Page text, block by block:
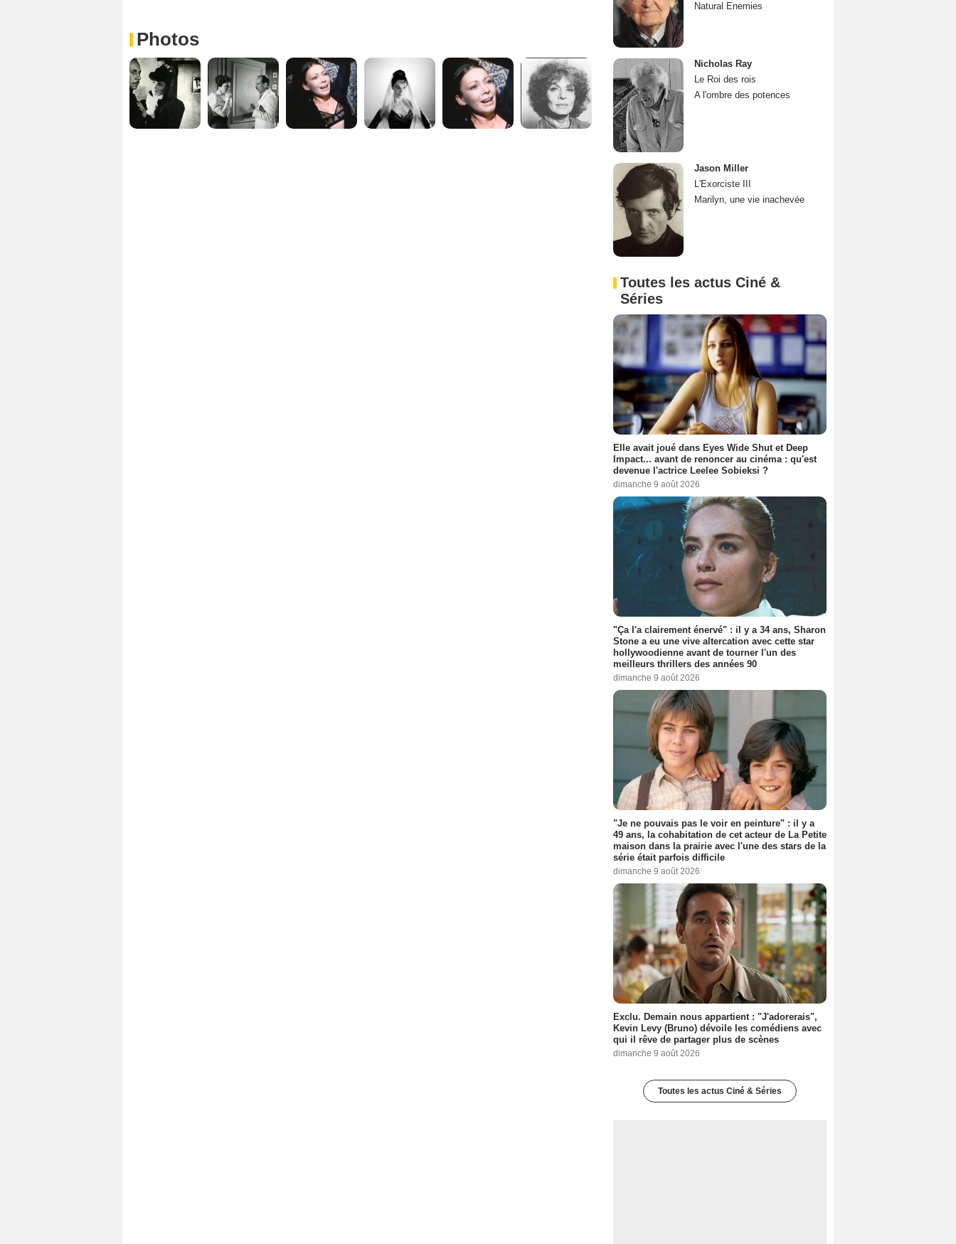
Photos
Natural Enemies
Nicholas Ray
Le Roi des rois
A l'ombre des potences
Jason Miller
L'Exorciste III
Marilyn, une vie inachevée
Toutes les actus Ciné &
Séries
Elle avait joué dans Eyes Wide Shut et Deep
Impact... avant de renoncer au cinéma : qu'est
devenue l'actrice Leelee Sobieksi ?
dimanche 9 août 2026
"Ça l'a clairement énervé" : il y a 34 ans, Sharon
Stone a eu une vive altercation avec cette star
hollywoodienne avant de tourner l'un des
meilleurs thrillers des années 90
dimanche 9 août 2026
"Je ne pouvais pas le voir en peinture" : il y a
49 ans, la cohabitation de cet acteur de La Petite
maison dans la prairie avec l'une des stars de la
série était parfois difficile
dimanche 9 août 2026
Exclu. Demain nous appartient : "J'adorerais",
Kevin Levy (Bruno) dévoile les comédiens avec
qui il rêve de partager plus de scènes
dimanche 9 août 2026
Toutes les actus Ciné & Séries